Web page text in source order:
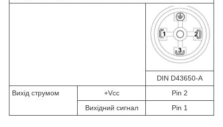
DIN D43650-A
Вихід струмом
+Vcc
Pin 2
Вихідний сигнал
Pin 1